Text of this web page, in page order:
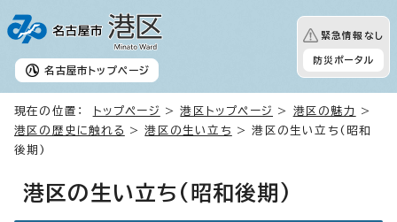
名古屋市 トップページ
緊急情報なし
防災ポータル
現在の位置： トップページ >港区トップページ > 港区の魅力
>
港区の歴史に触れる
>港区の生い立ち
> 港区の生い立ち(昭和
後期)
港区の生い立ち(昭和後期)